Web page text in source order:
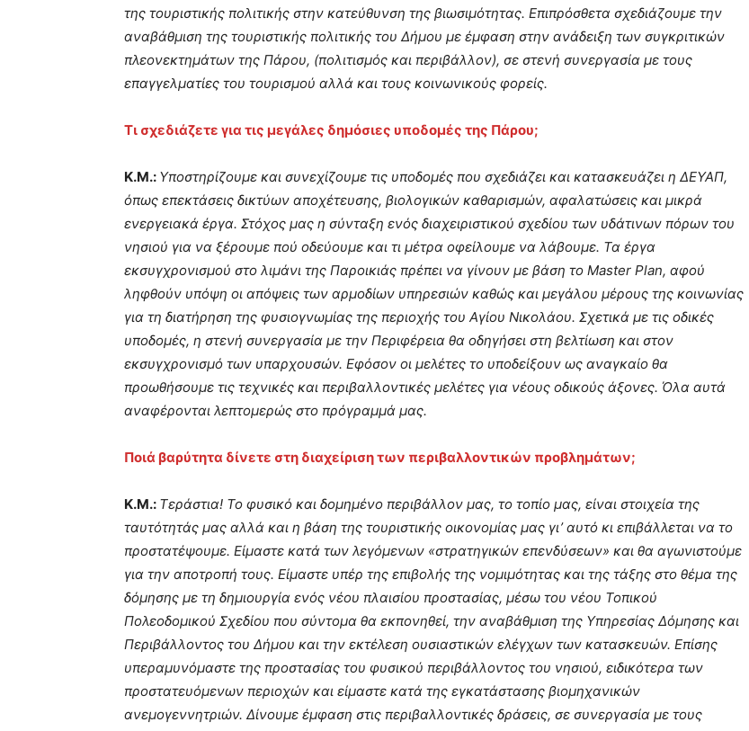
της τουριστικής πολιτικής στην κατεύθυνση της βιωσιμότητας. Επιπρόσθετα σχεδιάζουμε την
αναβάθμιση της τουριστικής πολιτικής του Δήμου με έμφαση στην ανάδειξη των συγκριτικών
πλεονεκτημάτων της Πάρου, (πολιτισμός και περιβάλλον), σε στενή συνεργασία με τους
επαγγελματίες του τουρισμού αλλά και τους κοινωνικούς φορείς.
Τι σχεδιάζετε για τις μεγάλες δημόσιες υποδομές της Πάρου;
Κ.Μ.: Υποστηρίζουμε και συνεχίζουμε τις υποδομές που σχεδιάζει και κατασκευάζει η ΔΕΥΑΠ,
όπως επεκτάσεις δικτύων αποχέτευσης, βιολογικών καθαρισμών, αφαλατώσεις και μικρά
ενεργειακά έργα. Στόχος μας η σύνταξη ενός διαχειριστικού σχεδίου των υδάτινων πόρων του
νησιού για να ξέρουμε πού οδεύουμε και τι μέτρα οφείλουμε να λάβουμε. Τα έργα
εκσυγχρονισμού στο λιμάνι της Παροικιάς πρέπει να γίνουν με βάση το Master Plan, αφού
ληφθούν υπόψη οι απόψεις των αρμοδίων υπηρεσιών καθώς και μεγάλου μέρους της κοινωνίας
για τη διατήρηση της φυσιογνωμίας της περιοχής του Αγίου Νικολάου. Σχετικά με τις οδικές
υποδομές, η στενή συνεργασία με την Περιφέρεια θα οδηγήσει στη βελτίωση και στον
εκσυγχρονισμό των υπαρχουσών. Εφόσον οι μελέτες το υποδείξουν ως αναγκαίο θα
προωθήσουμε τις τεχνικές και περιβαλλοντικές μελέτες για νέους οδικούς άξονες. Όλα αυτά
αναφέρονται λεπτομερώς στο πρόγραμμά μας.
Ποιά βαρύτητα δίνετε στη διαχείριση των περιβαλλοντικών προβλημάτων;
Κ.Μ.: Τεράστια! Το φυσικό και δομημένο περιβάλλον μας, το τοπίο μας, είναι στοιχεία της
ταυτότητάς μας αλλά και η βάση της τουριστικής οικονομίας μας γι’ αυτό κι επιβάλλεται να το
προστατέψουμε. Είμαστε κατά των λεγόμενων «στρατηγικών επενδύσεων» και θα αγωνιστούμε
για την αποτροπή τους. Είμαστε υπέρ της επιβολής της νομιμότητας και της τάξης στο θέμα της
δόμησης με τη δημιουργία ενός νέου πλαισίου προστασίας, μέσω του νέου Τοπικού
Πολεοδομικού Σχεδίου που σύντομα θα εκπονηθεί, την αναβάθμιση της Υπηρεσίας Δόμησης και
Περιβάλλοντος του Δήμου και την εκτέλεση ουσιαστικών ελέγχων των κατασκευών. Επίσης
υπεραμυνόμαστε της προστασίας του φυσικού περιβάλλοντος του νησιού, ειδικότερα των
προστατευόμενων περιοχών και είμαστε κατά της εγκατάστασης βιομηχανικών
ανεμογεννητριών. Δίνουμε έμφαση στις περιβαλλοντικές δράσεις, σε συνεργασία με τους